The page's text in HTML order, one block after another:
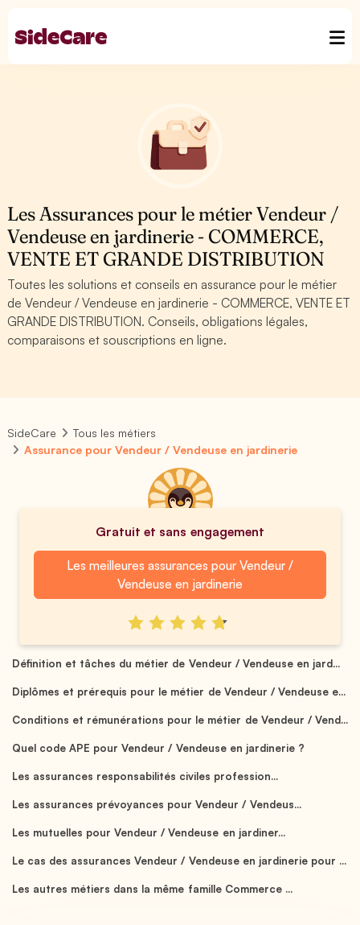
Les Assurances pour le métier Vendeur /
Vendeuse en jardinerie - COMMERCE,
VENTE ET GRANDE DISTRIBUTION
Toutes les solutions et conseils en assurance pour le métier
de Vendeur / Vendeuse en jardinerie - COMMERCE, VENTE ET
GRANDE DISTRIBUTION. Conseils, obligations légales,
comparaisons et souscriptions en ligne.
SideCare
Tous les métiers
Assurance pour Vendeur / Vendeuse en jardinerie
Gratuit et sans engagement
Les meilleures assurances pour Vendeur /
Vendeuse en jardinerie
Définition et tâches du métier de Vendeur / Vendeuse en jard...
Diplômes et prérequis pour le métier de Vendeur / Vendeuse e...
Conditions et rémunérations pour le métier de Vendeur / Vend...
Quel code APE pour Vendeur / Vendeuse en jardinerie ?
Les assurances responsabilités civiles profession...
Les assurances prévoyances pour Vendeur / Vendeus...
Les mutuelles pour Vendeur / Vendeuse en jardiner...
Le cas des assurances Vendeur / Vendeuse en jardinerie pour ...
Les autres métiers dans la même famille Commerce ...